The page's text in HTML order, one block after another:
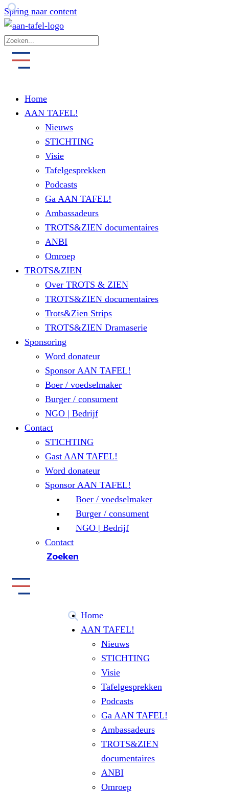
Spring naar content
Home
AAN TAFEL!
Nieuws
STICHTING
Visie
Tafelgesprekken
Podcasts
Ga AAN TAFEL!
Ambassadeurs
TROTS&ZIEN documentaires
ANBI
Omroep
TROTS&ZIEN
Over TROTS & ZIEN
TROTS&ZIEN documentaires
Trots&Zien Strips
TROTS&ZIEN Dramaserie
Sponsoring
Word donateur
Sponsor AAN TAFEL!
Boer / voedselmaker
Burger / consument
NGO | Bedrijf
Contact
STICHTING
Gast AAN TAFEL!
Word donateur
Sponsor AAN TAFEL!
Boer / voedselmaker
Burger / consument
NGO | Bedrijf
Contact
Zoeken
Home
AAN TAFEL!
Nieuws
STICHTING
Visie
Tafelgesprekken
Podcasts
Ga AAN TAFEL!
Ambassadeurs
TROTS&ZIEN
documentaires
ANBI
Omroep